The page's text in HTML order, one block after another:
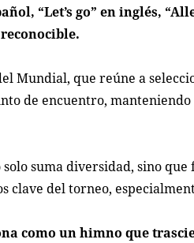
“Let’s go” en inglés,
Mundial, que reúne a
de encuentro,
suma diversidad, sino
clave del torneo,
como un himno que